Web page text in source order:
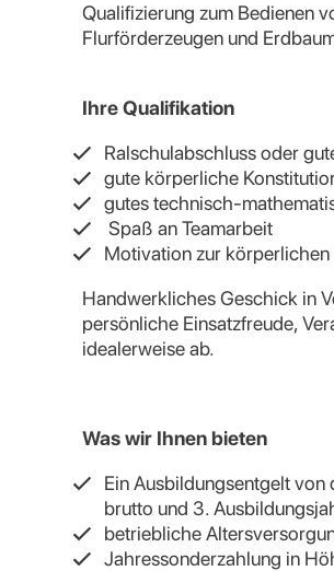
Qualifizierung zum Bedienen
Flurförderzeugen und
Ihre Qualifikation
Ralschulabschluss oder
gute körperliche
gutes technisch-
Spaß an Teamarbeit
Motivation zur körperlichen
Handwerkliches Geschick in
persönliche Einsatzfreude,
idealerweise ab.
Was wir Ihnen bieten
Ein Ausbildungsentgelt
brutto und 3.
betriebliche
Jahressonderzahlung in